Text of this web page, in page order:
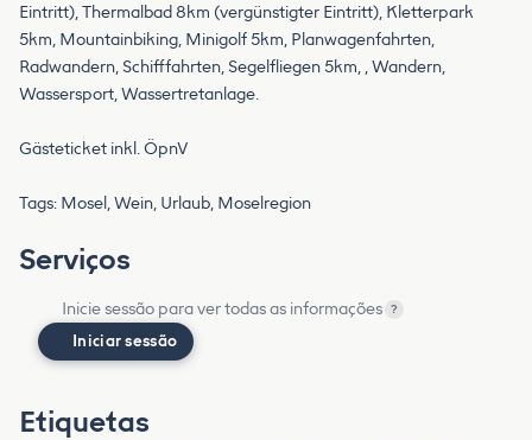
Eintritt), Thermalbad 8km (vergünstigter Eintritt), Kletterpark
5km, Mountainbiking, Minigolf 5km, Planwagenfahrten,
Radwandern, Schifffahrten, Segelfliegen 5km, , Wandern,
Wassersport, Wassertretanlage.
Gästeticket inkl. ÖpnV
Tags: Mosel, Wein, Urlaub, Moselregion
Serviços
Inicie sessão para ver todas as informações ?
Iniciar sessão
Etiquetas